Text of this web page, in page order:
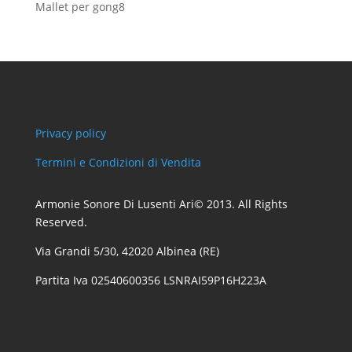
Mallet per gong88
Privacy policy
Termini e Condizioni di Vendita
Armonie Sonore Di Lusenti Ari© 2013. All Rights
Reserved.
Via Grandi 5/30, 42020 Albinea (RE)
Partita Iva 02540600356 LSNRAI59P16H223A